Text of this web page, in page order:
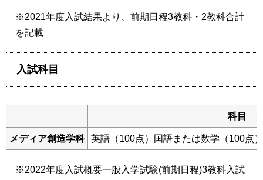
※2021年度入試結果より、前期日程3教科・2教科合計
を記載
入試科目
科目
メディア創造学科 英語（100点）国語または数学（100点
※2022年度入試概要一般入学試験(前期日程)3教科入試